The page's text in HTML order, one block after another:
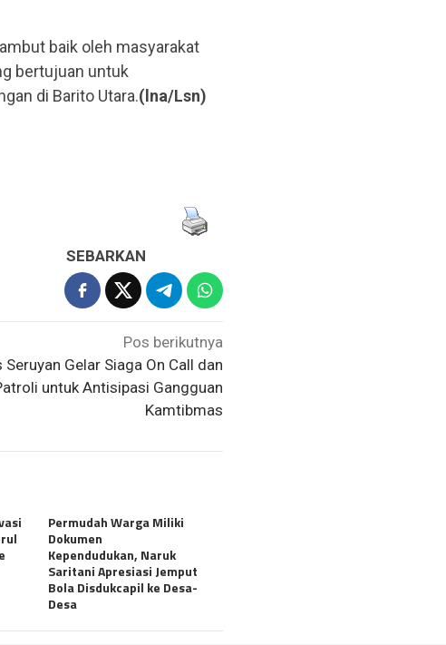
baik oleh masyarakat
bertujuan untuk
di Barito Utara.(lna/Lsn)
SEBARKAN
Pos berikutnya
Seruyan Gelar Siaga On Call dan
untuk Antisipasi Gangguan
Kamtibmas
Permudah Warga Miliki
Dokumen
Kependudukan, Naruk
Saritani Apresiasi Jemput
Bola Disdukcapil ke Desa-
Desa